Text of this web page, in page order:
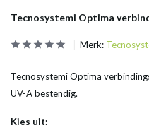
Tecnosystemi Optima
Merk:
Tecnosystemi Optima
UV-A bestendig.
Kies uit: